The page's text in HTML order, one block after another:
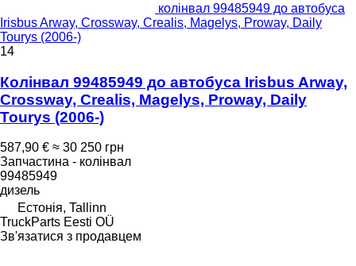
колінвал 99485949 до автобуса
Irisbus Arway, Crossway, Crealis, Magelys, Proway, Daily
Tourys (2006-)
14
Колінвал 99485949 до автобуса Irisbus Arway,
Crossway, Crealis, Magelys, Proway, Daily
Tourys (2006-)
587,90 € ≈ 30 250 грн
Запчастина - колінвал
99485949
дизель
Естонія, Tallinn
TruckParts Eesti OÜ
Зв'язатися з продавцем